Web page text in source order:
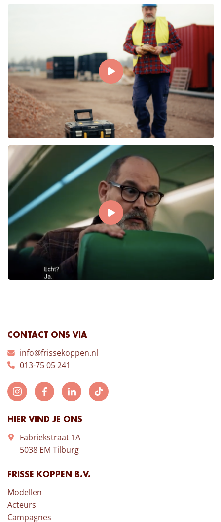
CONTACT ONS VIA
info@frissekoppen.nl
013-75 05 241
HIER VIND JE ONS
Fabriekstraat 1A
5038 EM Tilburg
FRISSE KOPPEN B.V.
Modellen
Acteurs
Campagnes